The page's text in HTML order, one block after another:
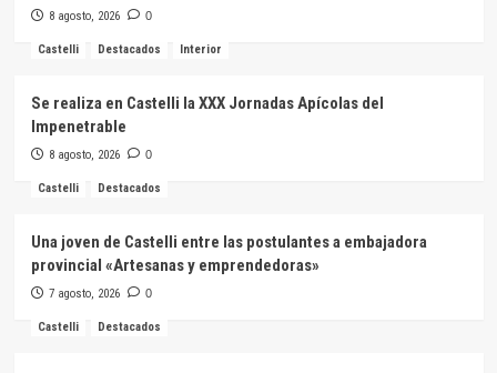
8 agosto, 2026 0
Castelli Destacados Interior
Se realiza en Castelli la XXX Jornadas Apícolas del
Impenetrable
8 agosto, 2026 0
Castelli Destacados
Una joven de Castelli entre las postulantes a embajadora
provincial «Artesanas y emprendedoras»
7 agosto, 2026 0
Castelli Destacados